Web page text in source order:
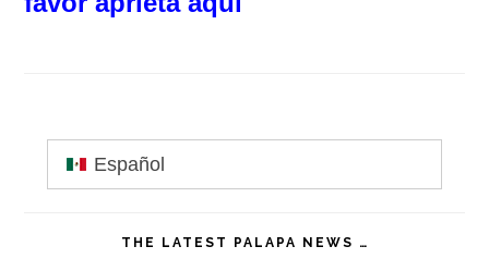
Primary
Sidebar
Español
THE LATEST PALAPA NEWS …